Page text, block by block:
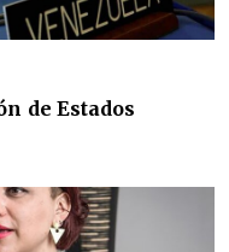
de Estados